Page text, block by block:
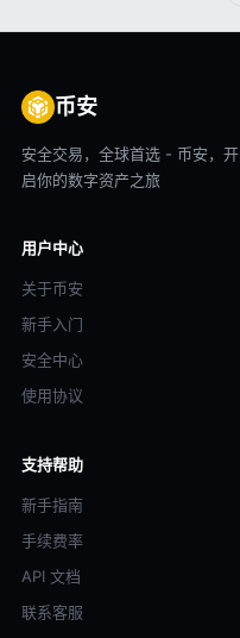
币安
安全交易，全球首选 - 币安，开
启你的数字资产之旅
用户中心
关于币安
新手入门
安全中心
使用协议
支持帮助
新手指南
手续费率
API 文档
联系客服